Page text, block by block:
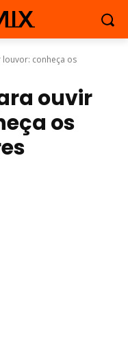
conheça os
ouvir
os